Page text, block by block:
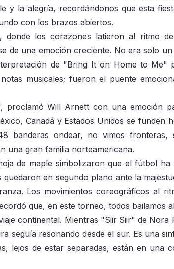
y la alegría, recordándonos que esta
con los brazos abiertos.
los corazones latieron al ritmo
de una emoción creciente. No era solo
de "Bring It on Home to Me"
musicales; fueron el puente
Will Arnett con una emoción
Canadá y Estados Unidos se funden
banderas ondear, no vimos fronteras,
una gran familia norteamericana.
de maple simbolizaron que el fútbol
en segundo plano ante la
Los movimientos coreográficos al
que, en este torneo, todos bailamos
continental. Mientras "Siir Siir" de Nora
seguía resonando desde el sur. Es una
lejos de estar separadas, están en una